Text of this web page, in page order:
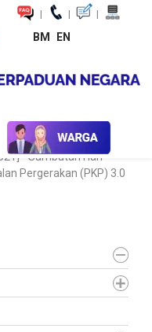
| | |
BM EN
Kenyataan / Siaran
- Sambutan Hari
Pergerakan (PKP) 3.0